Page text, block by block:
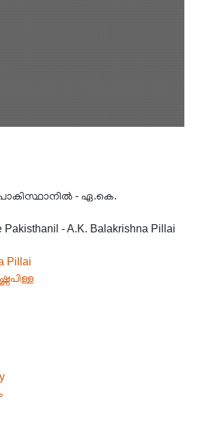
പാകിസ്ഥാനിൽ - ഏ.കെ.
Pakisthanil - A.K. Balakrishna Pillai
Pillai